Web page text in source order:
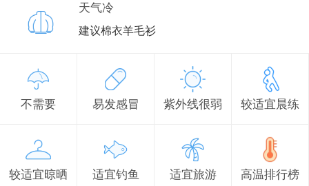
天气冷
建议棉衣羊毛衫
不需要 易发感冒 紫外线很弱 较适宜晨练
较适宜晾晒 适宜钓鱼 适宜旅游 高温排行榜